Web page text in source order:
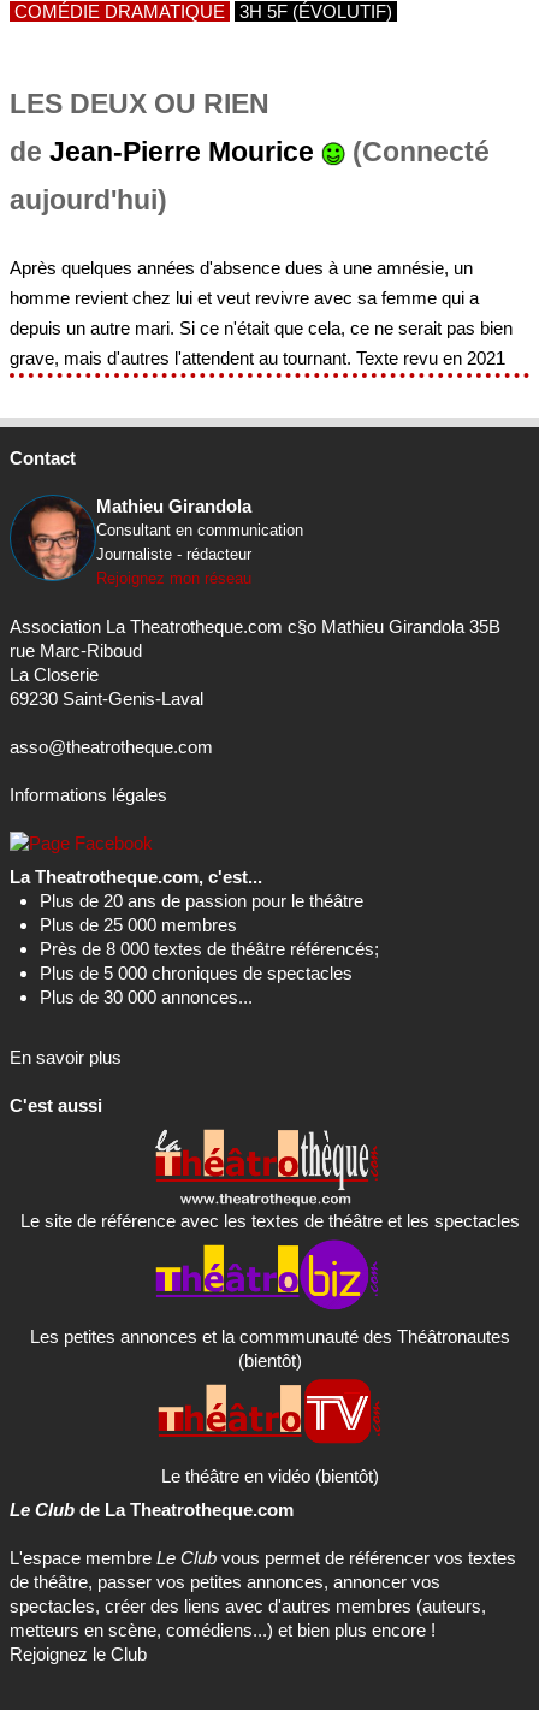
COMÉDIE DRAMATIQUE 3H 5F (ÉVOLUTIF)
LES DEUX OU RIEN
de Jean-Pierre Mourice
(Connecté
aujourd'hui)
Après quelques années d'absence dues à une amnésie, un
homme revient chez lui et veut revivre avec sa femme qui a
depuis un autre mari. Si ce n'était que cela, ce ne serait pas bien
grave, mais d'autres l'attendent au tournant. Texte revu en 2021
Contact
Mathieu Girandola
Consultant en communication
Journaliste - rédacteur
Rejoignez mon réseau
Association La Theatrotheque.com c§o Mathieu Girandola 35B
rue Marc-Riboud
La Closerie
69230 Saint-Genis-Laval
asso@theatrotheque.com
Informations légales
La Theatrotheque.com, c'est...
Plus de 20 ans de passion pour le théâtre
Plus de 25 000 membres
Près de 8 000 textes de théâtre référencés;
Plus de 5 000 chroniques de spectacles
Plus de 30 000 annonces...
En savoir plus
C'est aussi
Le site de référence avec les textes de théâtre et les spectacles
Les petites annonces et la commmunauté des Théâtronautes
(bientôt)
Le théâtre en vidéo (bientôt)
Le Club de La Theatrotheque.com
L'espace membre Le Club vous permet de référencer vos textes
de théâtre, passer vos petites annonces, annoncer vos
spectacles, créer des liens avec d'autres membres (auteurs,
metteurs en scène, comédiens...) et bien plus encore !
Rejoignez le Club